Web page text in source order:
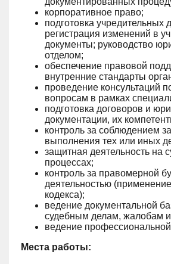
корпоративное право;
подготовка учредительных
регистрация изменений в
документы; руководство
отделом;
обеспечение правовой
внутренние стандарты
проведение консультаций
вопросам в рамках
подготовка договоров и
документации, их
контроль за соблюдением
выполнения тех или иных
защитная деятельность на
процессах;
контроль за правомерной
деятельностью
кодекса);
ведение документальной
судебным делам, жалобам и
ведение
Места работы: